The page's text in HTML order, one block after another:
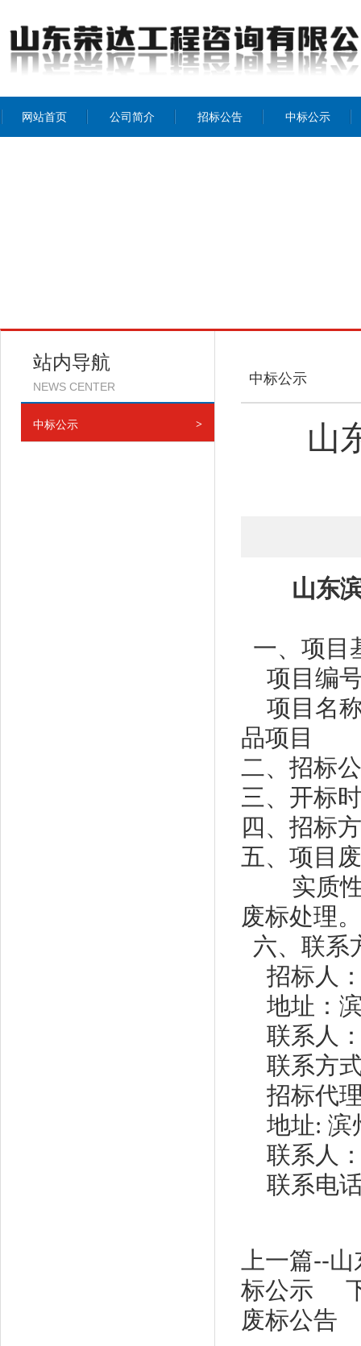
网站首页 公司简介 招标公告 中标公示
站内导航
NEWS CENTER
中标公示 >
中标公示
山
山东
一、项目
项目编
项目名
品项目
二、招标
三、开标
四、招标
五、项目
实质性
废标处理。
六、联系
招标人
地址：
联系人
联系方
招标代
地址: 滨
联系人
联系电
上一篇--
标公示
废标公告